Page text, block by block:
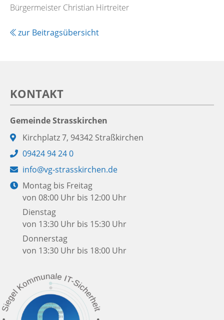
Bürgermeister Christian Hirtreiter
zur Beitragsübersicht
KONTAKT
Gemeinde Strasskirchen
Adresse:
Kirchplatz 7, 94342 Straßkirchen
Telefon:
09424 94 24 0
E-
Mail:
info@vg-strasskirchen.de
Öffnungszeiten:
Montag bis Freitag
von 08:00 Uhr bis 12:00 Uhr
Dienstag
von 13:30 Uhr bis 15:30 Uhr
Donnerstag
von 13:30 Uhr bis 18:00 Uhr